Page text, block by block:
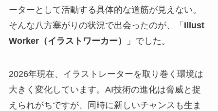
ーターとして活動する具体的な道筋が見えない。
そんな八方塞がりの状況で出会ったのが、「 Illust
Worker（イラストワーカー）
」でした。
2026年現在、イラストレーターを取り巻く環境は
大きく変化しています。AI技術の進化は脅威と捉
えられがちですが、同時に新しいチャンスも生ま